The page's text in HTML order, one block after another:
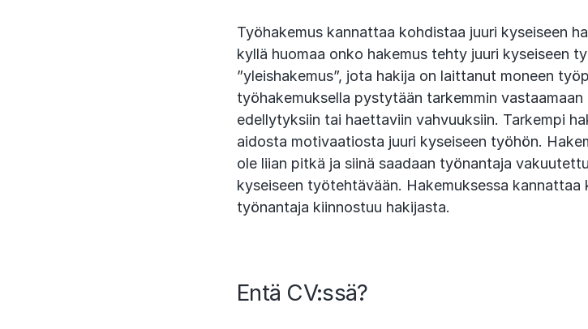
Työhakemus kannattaa kohdistaa juuri kyseiseen
kyllä huomaa onko hakemus tehty juuri kyseiseen
”yleishakemus”, jota hakija on laittanut moneen
työhakemuksella pystytään tarkemmin
edellytyksiin tai haettaviin vahvuuksiin. Tarkempi
aidosta motivaatiosta juuri kyseiseen työhön.
ole liian pitkä ja siinä saadaan työnantaja
kyseiseen työtehtävään. Hakemuksessa
työnantaja kiinnostuu hakijasta.
Entä CV:ssä?